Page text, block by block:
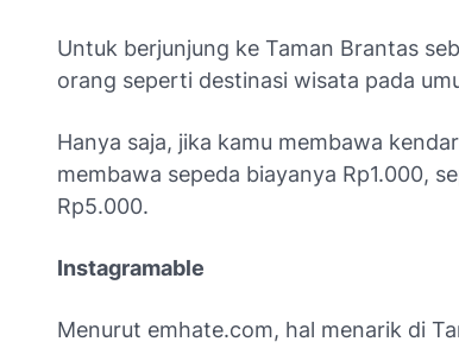
Untuk berjunjung ke Taman Brantas
orang seperti destinasi wisata pada
Hanya saja, jika kamu membawa
membawa sepeda biayanya Rp1.000,
Rp5.000.
Instagramable
Menurut emhate.com, hal menarik di